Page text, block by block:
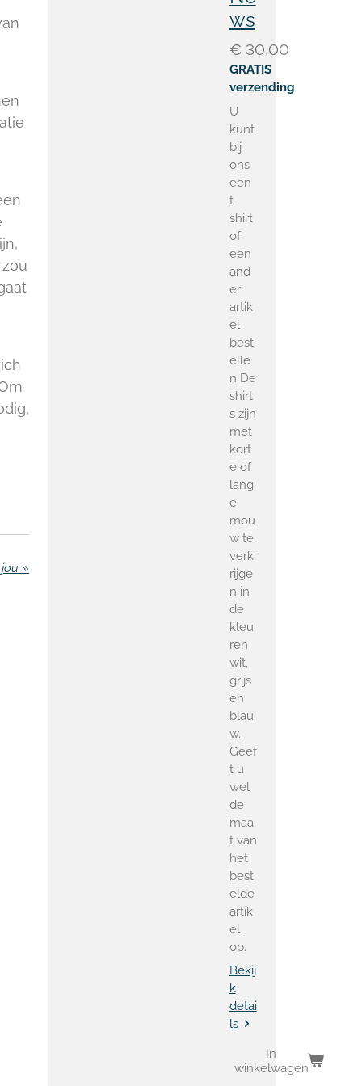
»
ws
€ 30,00
GRATIS
verzending
U
kunt
bij
ons
een
t
shirt
of
een
and
er
artik
el
best
elle
n De
shirt
s zijn
met
kort
e of
lang
e
mou
w te
verk
rijge
n in
de
kleu
ren
wit,
grijs
en
blau
w.
Geef
t u
wel
de
maa
t van
het
best
elde
artik
el
op.
Bekij
k
detai
ls
In
winkelwagen